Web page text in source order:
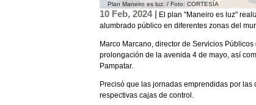
Plan Maneiro es luz. / Foto: CORTESÍA
10 Feb, 2024 | El plan "Maneiro es luz"
alumbrado público en diferentes zonas del
Marco Marcano, director de Servicios
prolongación de la avenida 4 de mayo, así
Pampatar.
Precisó que las jornadas emprendidas por
respectivas cajas de control.